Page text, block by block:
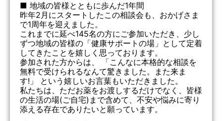
■ 地域の皆様とともに歩んだ1年間
昨年2月にスタートしたこの相談会も、おかげさま
で1周年を迎えました。
これまでに延べ145名の方にご参加いただき、少し
ずつ地域の皆様の「健康サポートの場」として定着
してきたことを嬉しく思っております。
参加された方からは、 「こんなに本格的な相談を
無料で受けられるなんて驚きました。また来ま
す!」 という嬉しいお言葉もいただきました。
私たちは、ただお薬をお渡しするだけでなく、皆様
の生活の場(ご自宅)まで含めて、不安や悩みに寄り
添える存在でありたいと願っています。